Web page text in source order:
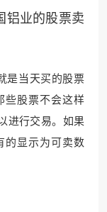
铝业的股票卖
是当天买的股票
些股票不会这样
进行交易。如果
的显示为可卖数